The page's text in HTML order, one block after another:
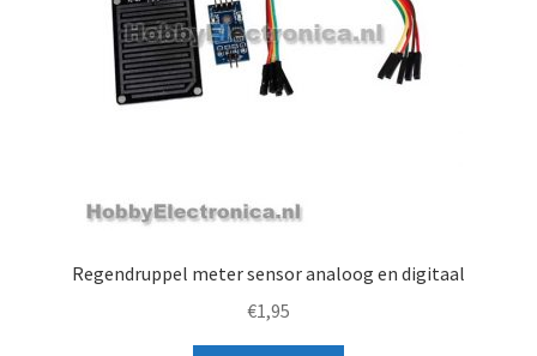
Regendruppel meter sensor analoog en digitaal
€1,95